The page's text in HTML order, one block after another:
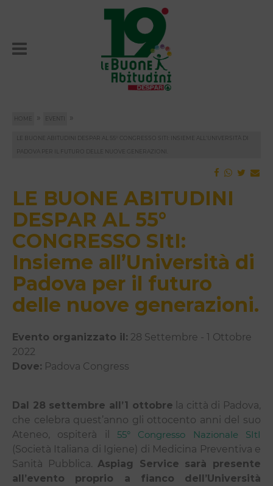
HOME » »
LE BUONE ABITUDINI DESPAR AL 55° CONGRESSO SITI: INSIEME ALL’UNIVERSITÀ DI
PADOVA PER IL FUTURO DELLE NUOVE GENERAZIONI.
LE BUONE ABITUDINI
DESPAR AL 55°
CONGRESSO SItI:
Insieme all’Università di
Padova per il futuro
delle nuove generazioni.
Evento organizzato il: 28 Settembre - 1 Ottobre
2022
Dove: Padova Congress
Dal 28 settembre all’1 ottobre la città di Padova,
che celebra quest’anno gli ottocento anni del suo
Ateneo, ospiterà il 55° Congresso Nazionale SItI
(Società Italiana di Igiene) di Medicina Preventiva e
Sanità Pubblica.Aspiag Service sarà presente
all’evento proprio a fianco dell’Università